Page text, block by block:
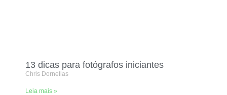
13 dicas para fotógrafos iniciantes
Chris Dornellas
Leia mais »